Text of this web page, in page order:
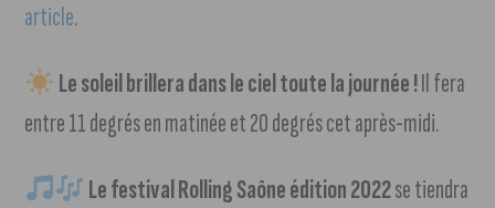
article.
Le soleil brillera dans le ciel toute la journée !Il fera
entre 11 degrés en matinée et 20 degrés cet après-midi.
Le festival Rolling Saône édition 2022se tiendra